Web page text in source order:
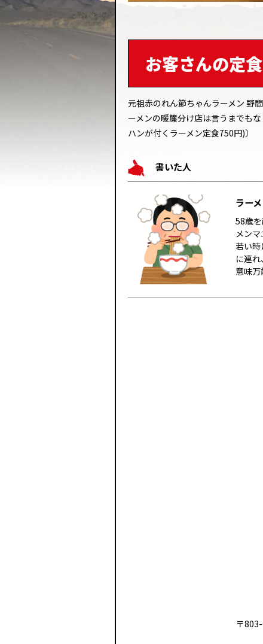
お客さんの定
元祖赤のれん節ちゃんラーメン 野
ーメンの暖簾分け店は言うまでも
ハンが付くラーメン定食750円)〕
書いた人
ラー
58歳
メン
若い時
に連
意味
〒